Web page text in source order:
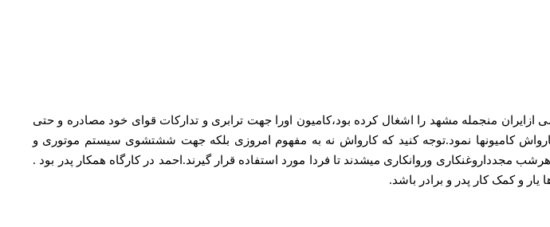
منجمله مشهد را اشغال کرده بود،کامیون اورا جهت ترابری و تدارکات قوای خود مصادره و حتی
کارواش کامیونها نمود.توجه کنید که کارواش نه به مفهوم امروزی بلکه جهت ششتشوی سیستم موتوری و
مجدداروغنکاری وروانکاری میشدند تا فردا مورد استفاده قرار گیرند.احمد در کارگاه همکار پدر بود .
و کمک کار پدر و برادر باشد.